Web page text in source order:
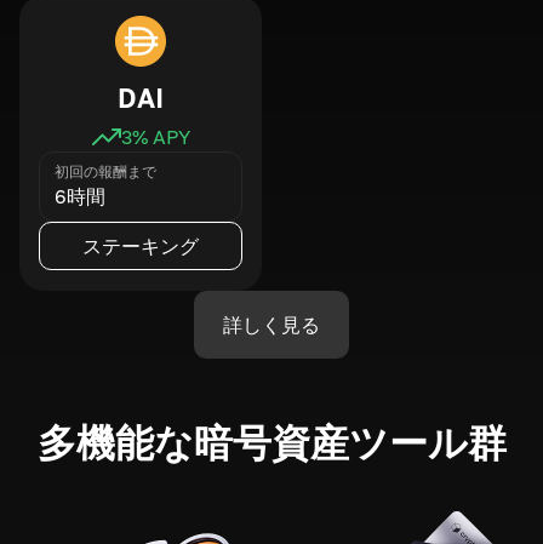
DAI
3% APY
初回の報酬まで
6時間
ステーキング
詳しく見る
多機能な暗号資産ツール群